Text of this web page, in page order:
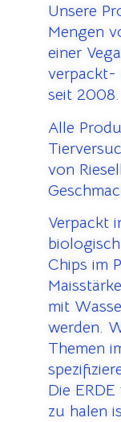
Unsere
Mengen
einer
verpackt-
seit 2008.
Alle
von
Verpackt
Chips im
mit
werden.
Themen
Die
zu halen